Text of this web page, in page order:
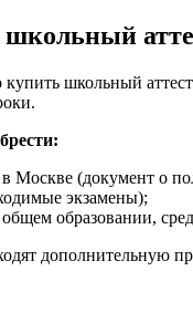
школьный
школьный
в Москве (документ о
экзамены);
образовании,
дополнительную